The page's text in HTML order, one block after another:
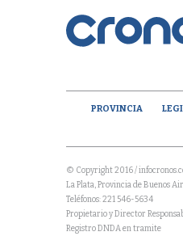
PROVINCIA
© Copyright 2016 /
La Plata, Provincia de Buenos
Teléfonos: 221 546-5634
Propietario y Director
Registro DNDA en tramite